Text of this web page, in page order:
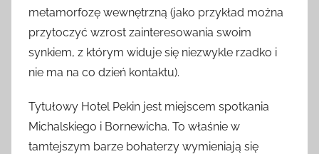
metamorfozę wewnętrzną (jako przykład można
przytoczyć wzrost zainteresowania swoim
synkiem, z którym widuje się niezwykle rzadko i
nie ma na co dzień kontaktu).
Tytułowy Hotel Pekin jest miejscem spotkania
Michalskiego i Bornewicha. To właśnie w
tamtejszym barze bohaterzy wymieniają się